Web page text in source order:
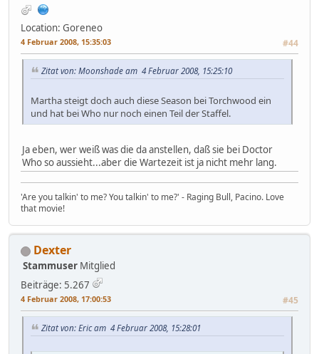
Location: Goreneo
4 Februar 2008, 15:35:03 #44
Zitat von: Moonshade am 4 Februar 2008, 15:25:10
Martha steigt doch auch diese Season bei Torchwood ein
und hat bei Who nur noch einen Teil der Staffel.
Ja eben, wer weiß was die da anstellen, daß sie bei Doctor
Who so aussieht...aber die Wartezeit ist ja nicht mehr lang.
'Are you talkin' to me? You talkin' to me?' - Raging Bull, Pacino. Love
that movie!
Dexter
Stammuser Mitglied
Beiträge: 5.267
4 Februar 2008, 17:00:53 #45
Zitat von: Eric am 4 Februar 2008, 15:28:01